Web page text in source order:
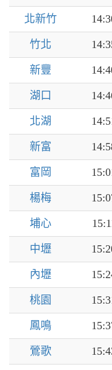
北新竹
竹北
新豐
湖口
北湖
新富
富岡
楊梅
埔心
中壢
內壢
桃園
鳳鳴
鶯歌